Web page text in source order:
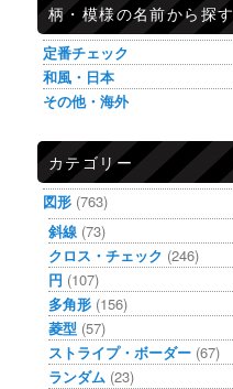
柄・模様の名前から探す
定番チェック
和風・日本
その他・海外
カテゴリー
図形 (763)
斜線 (73)
クロス・チェック (246)
円 (107)
多角形 (156)
菱型 (57)
ストライプ・ボーダー (67)
ランダム (23)